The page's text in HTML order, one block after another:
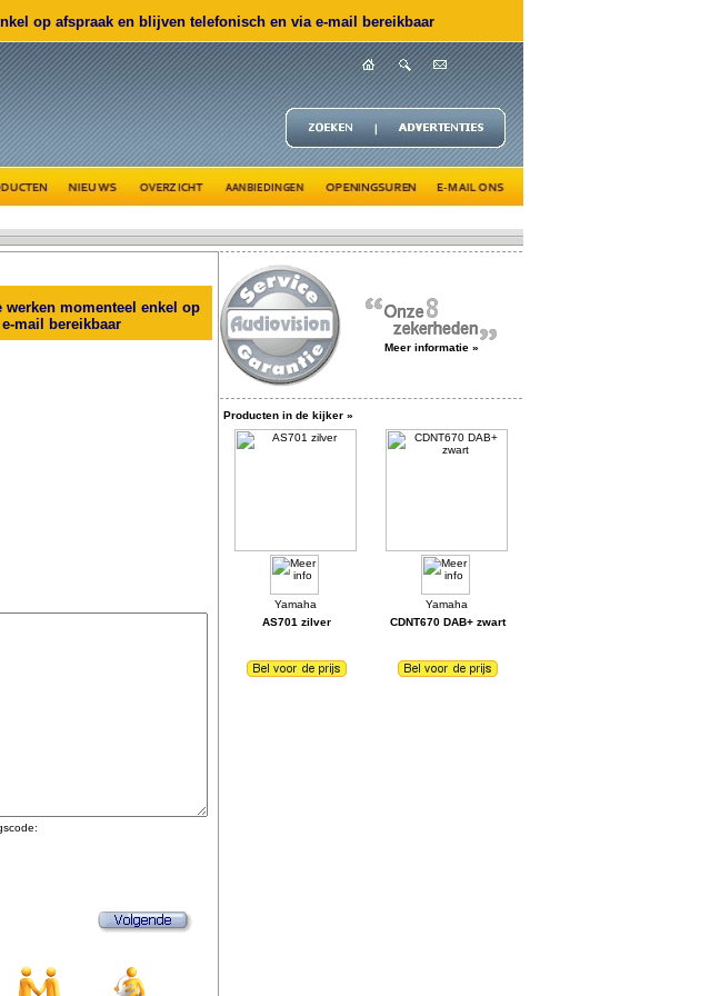
op afspraak en blijven telefonisch en via e-mail bereikbaar
momenteel enkel op
mail bereikbaar
Meer informatie »
Producten in de kijker »
AS701 zilver CDNT670 DAB+ zwart